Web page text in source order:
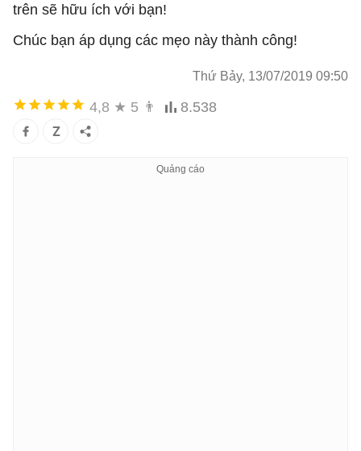
trên sẽ hữu ích với bạn!
Chúc bạn áp dụng các mẹo này thành công!
Thứ Bảy, 13/07/2019 09:50
4,8 ★ 5 👨 8.538